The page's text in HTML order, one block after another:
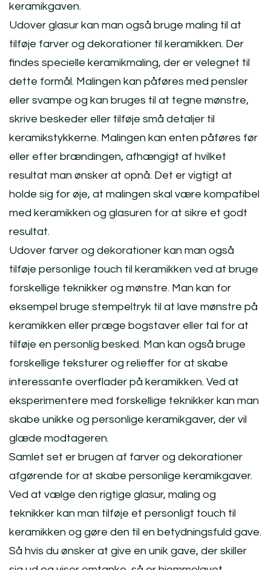
keramikgaven.
Udover glasur kan man også bruge maling til at
tilføje farver og dekorationer til keramikken. Der
findes specielle keramikmaling, der er velegnet til
dette formål. Malingen kan påføres med pensler
eller svampe og kan bruges til at tegne mønstre,
skrive beskeder eller tilføje små detaljer til
keramikstykkerne. Malingen kan enten påføres før
eller efter brændingen, afhængigt af hvilket
resultat man ønsker at opnå. Det er vigtigt at
holde sig for øje, at malingen skal være kompatibel
med keramikken og glasuren for at sikre et godt
resultat.
Udover farver og dekorationer kan man også
tilføje personlige touch til keramikken ved at bruge
forskellige teknikker og mønstre. Man kan for
eksempel bruge stempeltryk til at lave mønstre på
keramikken eller præge bogstaver eller tal for at
tilføje en personlig besked. Man kan også bruge
forskellige teksturer og relieffer for at skabe
interessante overflader på keramikken. Ved at
eksperimentere med forskellige teknikker kan man
skabe unikke og personlige keramikgaver, der vil
glæde modtageren.
Samlet set er brugen af farver og dekorationer
afgørende for at skabe personlige keramikgaver.
Ved at vælge den rigtige glasur, maling og
teknikker kan man tilføje et personligt touch til
keramikken og gøre den til en betydningsfuld gave.
Så hvis du ønsker at give en unik gave, der skiller